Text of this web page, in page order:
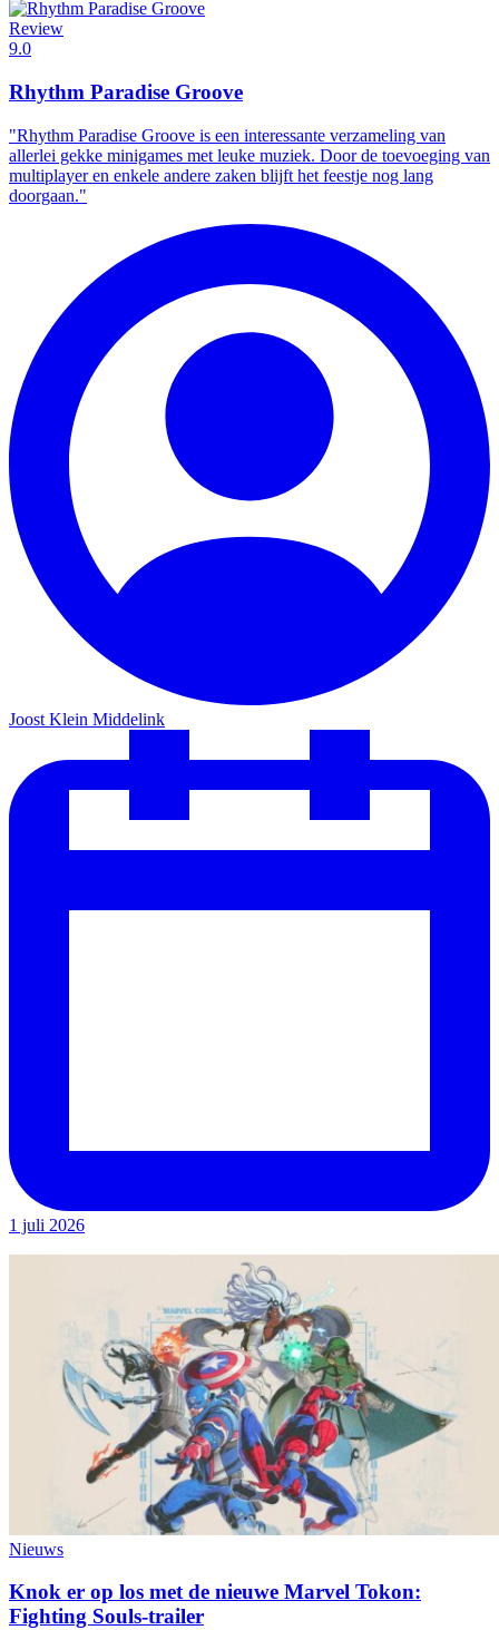
Review
9.0
Rhythm Paradise Groove
"Rhythm Paradise Groove is een interessante verzameling van
allerlei gekke minigames met leuke muziek. Door de toevoeging van
multiplayer en enkele andere zaken blijft het feestje nog lang
doorgaan."
Joost Klein Middelink
1 juli 2026
Nieuws
Knok er op los met de nieuwe Marvel Tokon:
Fighting Souls-trailer